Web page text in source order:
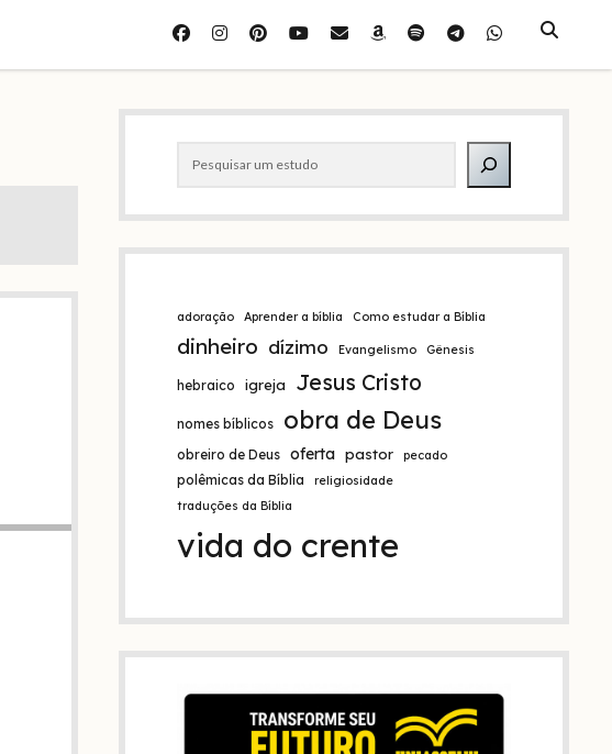
facebookinstagram
pinterestyoutube
e-
amazon
spotifytelegram
whatsapp
Barra
lateral
adoração Aprender a bíblia Como estudar a Bíblia
dinheiro dízimo Evangelismo Gênesis
hebraico igreja Jesus Cristo
nomes bíblicos obra de Deus
obreiro de Deus oferta pastor pecado
polêmicas da Bíblia
religiosidade
traduções da Bíblia
vida do crente